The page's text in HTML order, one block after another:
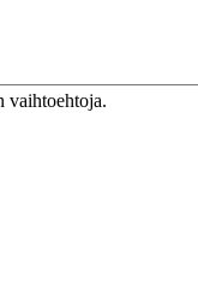
vaihtoehtoja.